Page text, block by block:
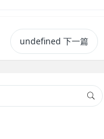
undefined 下一篇